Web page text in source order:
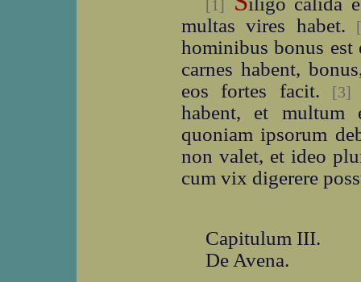
[1]
multas vires habet.
hominibus bonus
carnes habent,
eos fortes facit.
[3]
habent, et multum
quoniam ipsorum
non valet, et ideo
cum vix digerere
Capitulum III.
De Avena.